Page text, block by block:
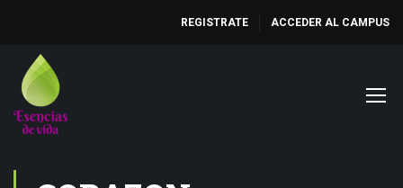
REGISTRATE ACCEDER AL CAMPUS